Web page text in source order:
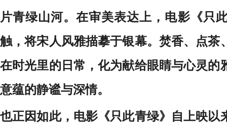
片青绿山河。在审美表达上，电影《只
触，将宋人风雅描摹于银幕。焚香、点茶
在时光里的日常，化为献给眼睛与心灵的
意蕴的静谧与深情。
也正因如此，电影《只此青绿》自上映以